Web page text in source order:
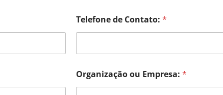
Telefone de Contato:*
Organização ou Empresa:*